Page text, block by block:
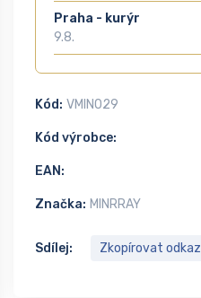
Praha - kurýr
9.8.
Kód: VMIN029
Kód výrobce:
EAN:
Značka: MINRRAY
Sdílej: Zkopírovat odkaz